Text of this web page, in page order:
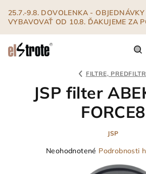
obsah
25.7.-9.8. DOVOLENKA -
VYBAVOVAŤ OD 10.8. ĎAKUJEME ZA
FILTRE,
JSP filter
FORCE8
JSP
Priemerné
Neohodnotené Podrobnosti